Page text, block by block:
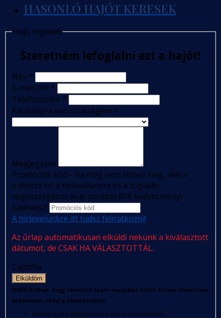
HASONLÓ HAJÓT KERESEK
Hajó foglalás
Szeretném lefoglalni ezt a hajót!
Név *
E-mail cím *
Telefonszám *
Kapitányra van szükségem *
Megjegyzés
Promóciós kód - Ha még nem tetted meg, akkor
iratkozz fel a hírlevelünkre és a foglalás
végösszegéből akár további 80€ kedvezményt
kaphatsz!
A hírlevelünkre itt tudsz feliratkozni!
Az űrlap automatikusan elküldi nekünk a kiválasztott
dátumot, de CSAK HA VÁLASZTOTTÁL.
Captcha
Elküldöm
Előfordulhat, hogy levelünk spam mappába kerül. Ennek elkerülése
érdekében, tedd a következőket:
Kattints a jobb egérgombbal a tőlünk kapott levélre